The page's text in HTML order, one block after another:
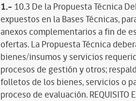
1.- 10.3 De la Propuesta Técnica
expuestos en la Bases Técnicas,
anexos complementarios a fin de
ofertas. La Propuesta Técnica
bienes/insumos y servicios
procesos de gestión y otros;
folletos de los bienes, servicios o
proceso de evaluación. REQUISITO